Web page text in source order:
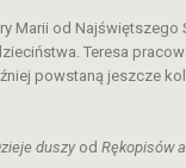
Marii od
Teresa
powstaną jeszcze
duszy od Rękopisów